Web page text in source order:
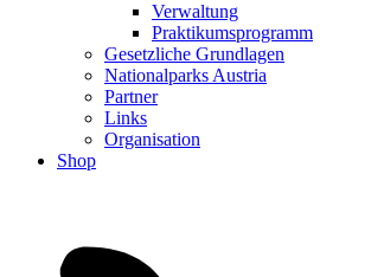
Verwaltung
Praktikumsprogramm
Gesetzliche Grundlagen
Nationalparks Austria
Partner
Links
Organisation
Shop